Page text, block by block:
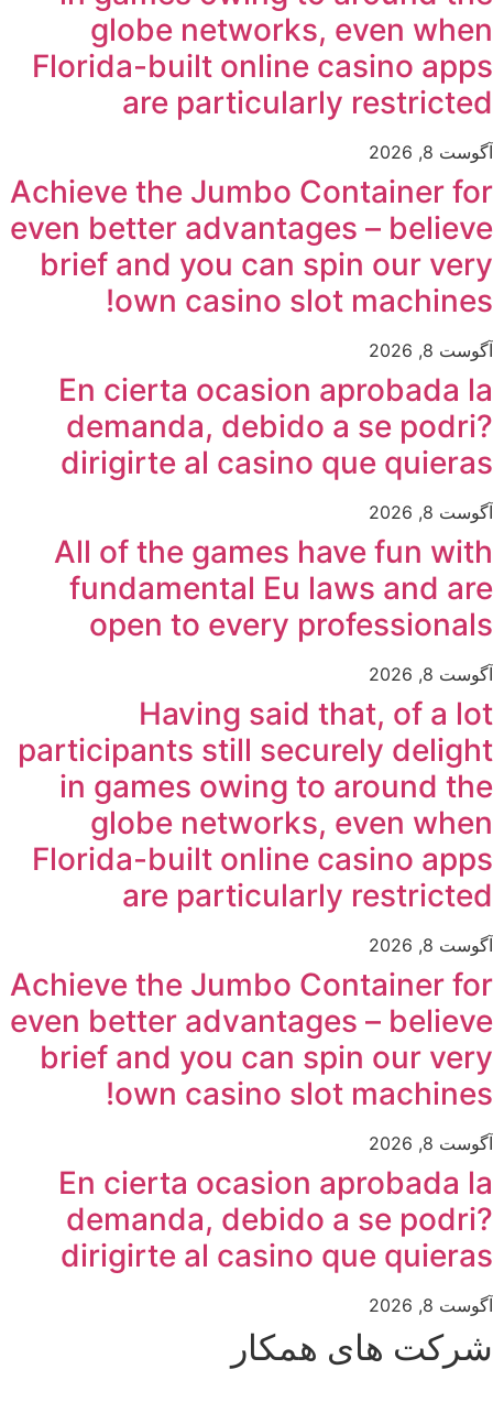
globe networks, even when
Florida-built online casino apps
are particularly restricted
آگوست 8, 2026
Achieve the Jumbo Container for
even better advantages – believe
brief and you can spin our very
own casino slot machines!
آگوست 8, 2026
En cierta ocasion aprobada la
demanda, debido a se podri?
dirigirte al casino que quieras
آگوست 8, 2026
All of the games have fun with
fundamental Eu laws and are
open to every professionals
آگوست 8, 2026
Having said that, of a lot
participants still securely delight
in games owing to around the
globe networks, even when
Florida-built online casino apps
are particularly restricted
آگوست 8, 2026
Achieve the Jumbo Container for
even better advantages – believe
brief and you can spin our very
own casino slot machines!
آگوست 8, 2026
En cierta ocasion aprobada la
demanda, debido a se podri?
dirigirte al casino que quieras
آگوست 8, 2026
شرکت های همکار